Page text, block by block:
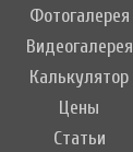
Фотогалерея
Видеогалерея
Калькулятор
Цены
Статьи